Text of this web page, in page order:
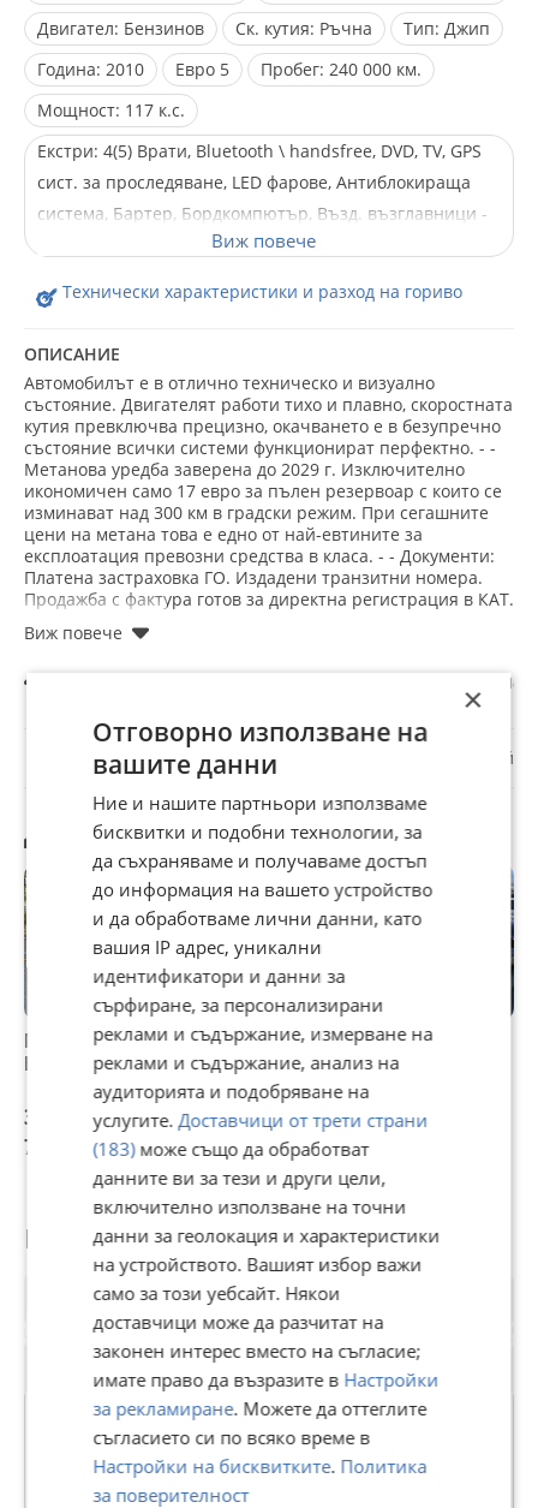
Двигател: Бензинов Ск. кутия: Ръчна Тип: Джип
Година: 2010 Евро 5 Пробег: 240 000 км.
Мощност: 117 к.с.
Екстри: 4(5) Врати, Bluetooth \ handsfree, DVD, TV, GPS
сист. за проследяване, LED фарове, Антиблокираща
система, Бартер, Бордкомпютър, Възд. възглавници -
Задни, Възд. възглавници - Предни, Възд.
Стъкла, Климатик, Ксенонови фарове, Лети джанти,
волана, Централно заключване
Технически характеристики и разход на гориво
ОПИСАНИЕ
Автомобилът е в отлично техническо и визуално
състояние. Двигателят работи тихо и плавно, скоростната
кутия превключва прецизно, окачването е в безупречно
състояние всички системи функционират перфектно. - -
Метанова уредба заверена до 2029 г. Изключително
икономичен само 17 евро за пълен резервоар с които се
изминават над 300 км в градски режим. При сегашните
цени на метана това е едно от най-евтините за
експлоатация превозни средства в класа. - - Документи:
Платена застраховка ГО. Издадени транзитни номера.
Продажба с фактура готов за директна регистрация в КАТ.
Nissan Juke 1.6
☆
☆
☆ Докладвай
Другите търсят също
Nissan Juke 1.6
БЕНЗИН ГАЗ
3 890 €
7 608,18 лв
Nissan Juke
1.0DIG-T 115kc
2021 101000km
13 700 €
26 794,87 лв
Nissan Juke
Автомат
6 500 €
12 712,90 лв
Потребител
3d auto
×
Отговорно използване на
вашите данни
Ние и нашите партньори използваме
бисквитки и подобни технологии, за
да съхраняваме и получаваме достъп
до информация на вашето устройство
и да обработваме лични данни, като
вашия IP адрес, уникални
идентификатори и данни за
сърфиране, за персонализирани
реклами и съдържание, измерване на
реклами и съдържание, анализ на
аудиторията и подобряване на
услугите. Доставчици от трети страни
(183)може също да обработват
данните ви за тези и други цели,
включително използване на точни
данни за геолокация и характеристики
на устройството. Вашият избор важи
само за този уебсайт. Някои
доставчици може да разчитат на
законен интерес вместо на съгласие;
имате право да възразите в Настройки
за рекламиране. Можете да оттеглите
съгласието си по всяко време в
Настройки на бисквитките. Политика
за поверителност